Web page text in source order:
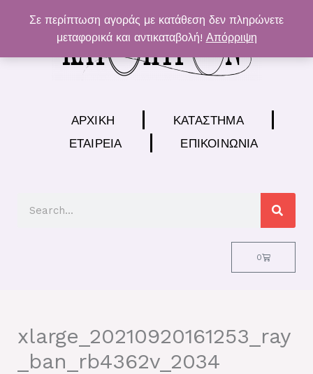
Σε περίπτωση αγοράς με κατάθεση δεν πληρώνετε
μεταφορικά και αντικαταβολή! Απόρριψη
περιεχόμενο
ΑΡΧΙΚΉ
ΚΑΤΆΣΤΗΜΑ
ΕΤΑΙΡΕΊΑ
ΕΠΙΚΟΙΝΩΝΊΑ
0
Cart
xlarge_20210920161253_ray
_ban_rb4362v_2034